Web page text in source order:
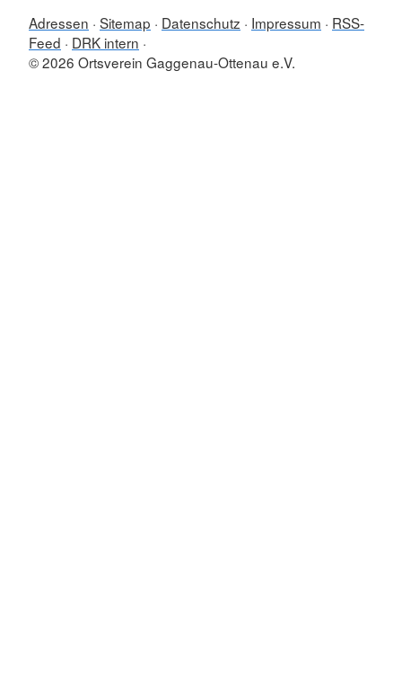
Adressen Sitemap Datenschutz Impressum
RSS-
Feed
DRK intern
© 2026 Ortsverein Gaggenau-Ottenau e.V.